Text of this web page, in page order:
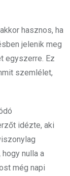
hasznos, ha
jelenik meg
egyszerre. Ez
szemlélet,
idézte, aki
nulla a
még napi